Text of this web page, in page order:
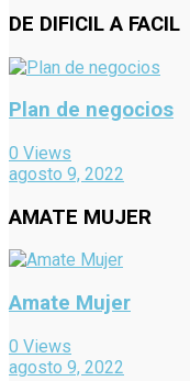
DE DIFICIL A FACIL
Plan de negocios
0 Views
agosto 9, 2022
AMATE MUJER
Amate Mujer
0 Views
agosto 9, 2022